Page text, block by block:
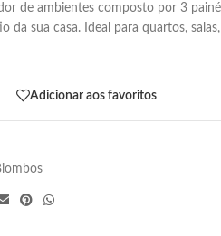
de ambientes composto por 3
da sua casa. Ideal para quartos,
Adicionar aos favoritos